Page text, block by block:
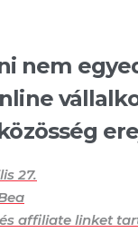
nem
27.
affiliate linket